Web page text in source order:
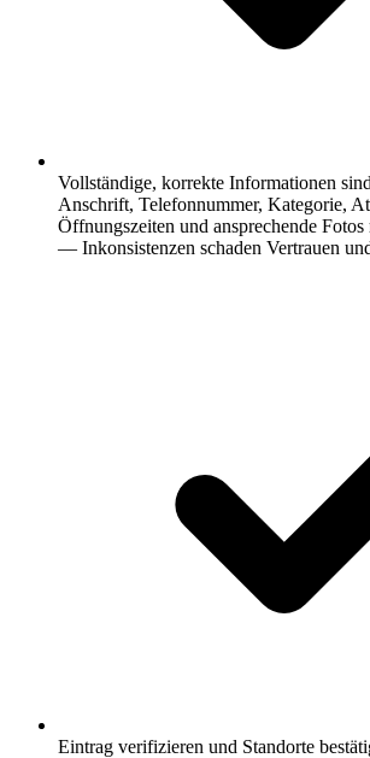
Vollständige, korrekte Informationen
Anschrift, Telefonnummer, Kategorie,
Öffnungszeiten und ansprechende Fotos
— Inkonsistenzen schaden Vertrauen
Eintrag verifizieren und Standorte